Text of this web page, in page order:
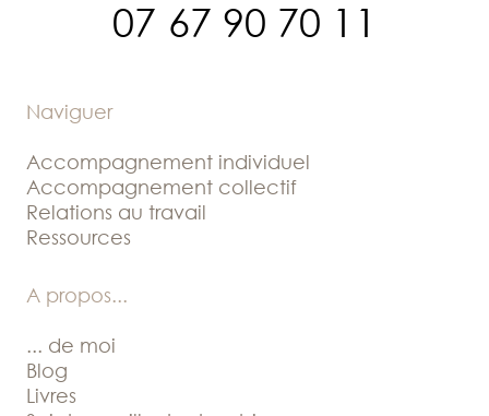
07 67 90 70 11
Naviguer
Accompagnement individuel
Accompagnement collectif
Relations au travail
Ressources
A propos...
... de moi
Blog
Livres